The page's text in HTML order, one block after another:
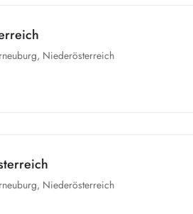
, Niederösterreich
, Niederösterreich